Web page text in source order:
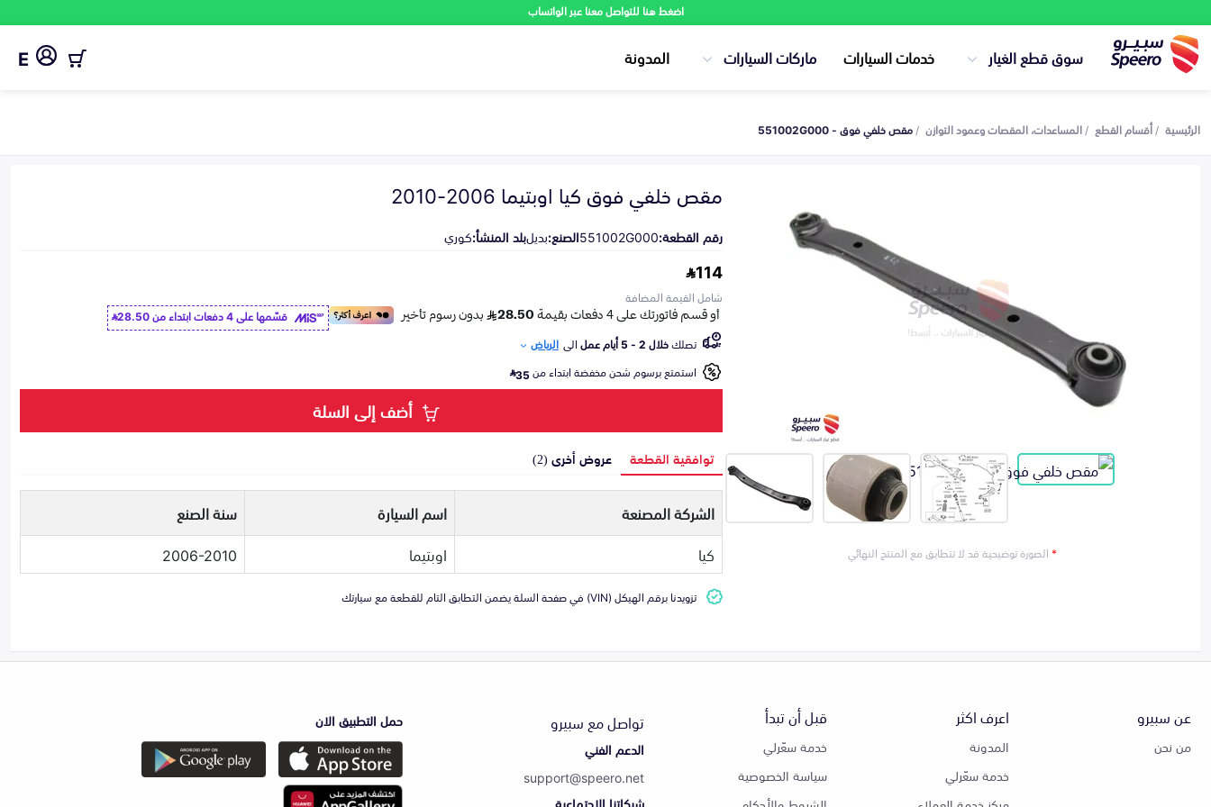
اضغط هنا للتواصل معنا عبر الواتساب
سوق قطع الغيار خدمات السيارات ماركات السيارات المدونة E
الرئيسية أقسام القطع المساعدات، المقصات وعمود التوازن مقص خلفي فوق - 551002G000
*الصورة توضيحية قد لا تتطابق مع المنتج النهائي
مقص خلفي فوق كيا اوبتيما 2006-2010
رقم القطعة:551002G000الصنع:بديلبلد المنشأ:كوري
114
شامل القيمة المضافة
قسّمها على 4 دفعات ابتداء من
28.50
تصلكخلال 2 - 5 أيام عمل الى الرياض
استمتع برسوم شحن مخفضة ابتداء من35
أضف إلى السلة
توافقية القطعة عروض أخرى (2)
الشركة المصنعة اسم السيارة
سنة الصنع
كيا
اوبتيما 2006-2010
تزويدنا برقم الهيكل (VIN) في صفحة السلة يضمن التطابق التام للقطعة مع سيارتك
عن سبيرو
من نحن
اعرف اكثر
المدونة
خدمة سعّرلي
قبل أن تبدأ
خدمة سعّرلي
سياسة الخصوصية
تواصل مع سبيرو
الدعم الفني
support@speero.net
حمل التطبيق الان